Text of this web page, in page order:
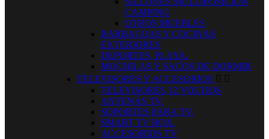
CAMPING
OTROS MUEBLES
BARBACOAS Y COCINAS
EXTERIORES
DEPORTES, PLAYA.
MOCHILAS Y SACOS DE DORMIR
TELEVISORES Y ACCESORIOS  
TELEVISORES 12 VOLTIOS
ANTENAS TV.
SOPORTES PARA TV.
SMART TV BOX.
ACCESORIOS TV